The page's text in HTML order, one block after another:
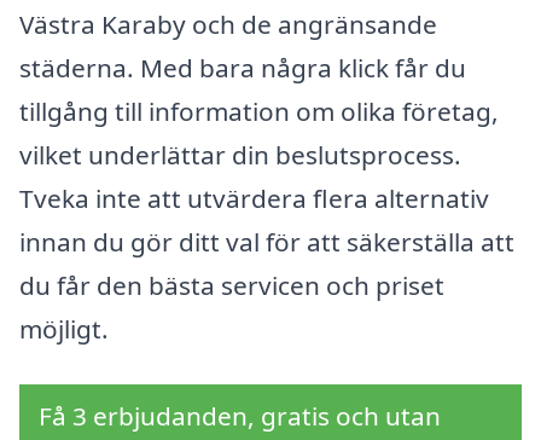
Västra Karaby och de angränsande
städerna. Med bara några klick får du
tillgång till information om olika företag,
vilket underlättar din beslutsprocess.
Tveka inte att utvärdera flera alternativ
innan du gör ditt val för att säkerställa att
du får den bästa servicen och priset
möjligt.
Få 3 erbjudanden, gratis och utan